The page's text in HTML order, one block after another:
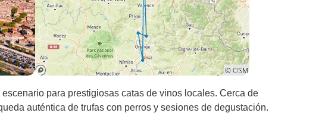
para prestigiosas catas de vinos locales. Cerca de
auténtica de trufas con perros y sesiones de degustación.